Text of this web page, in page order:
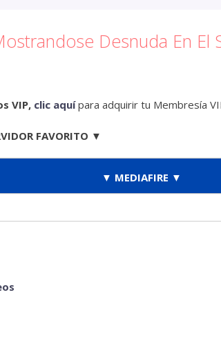
Desnuda En El
VIP, clic aquípara adquirir tu Membresía
FAVORITO ▼
▼ MEDIAFIRE ▼